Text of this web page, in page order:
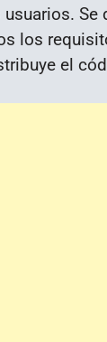
Se
los
el